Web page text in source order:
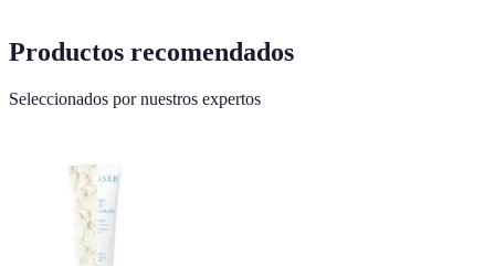
Productos recomendados
Seleccionados por nuestros expertos